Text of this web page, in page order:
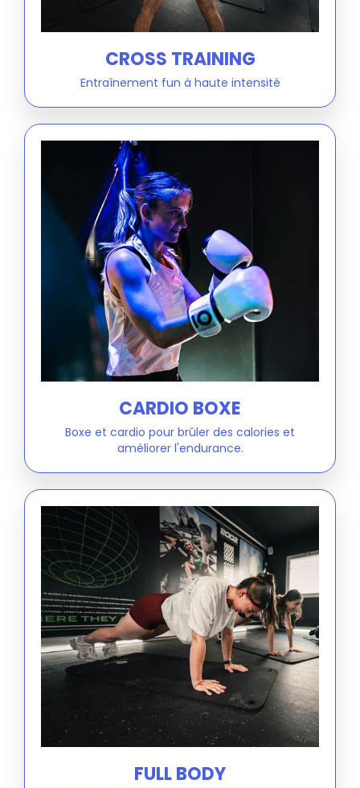
CROSS TRAINING
Entraînement fun à haute intensité
CARDIO BOXE
Boxe et cardio pour brûler des calories et
améliorer l'endurance.
FULL BODY